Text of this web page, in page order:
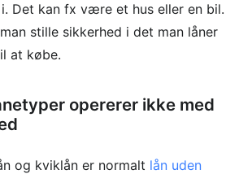
Det kan fx være et hus eller en bil.
stille sikkerhed i det man låner
at købe.
opererer ikke med
og kviklån er normalt lån uden